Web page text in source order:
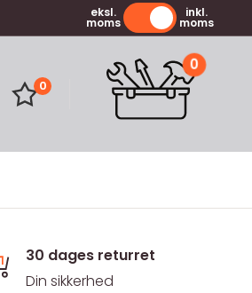
eksl.
moms
inkl.
moms
0
0
30 dages returret
Din sikkerhed